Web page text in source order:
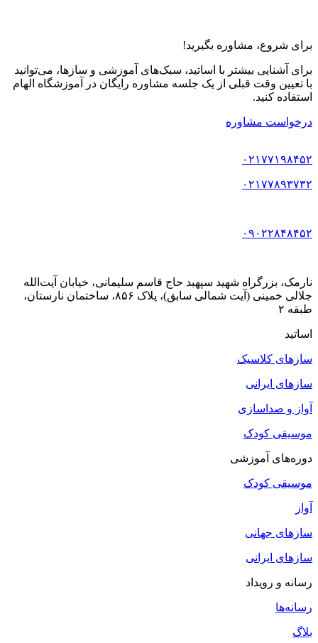
برای شروع، مشاوره بگیرید!
برای آشنایی بیشتر با اساتید، سبک‌های آموزشی و سازها، می‌توانید
با تعیین وقت قبلی از یک جلسه مشاوره رایگان در آموزشگاه الهام
استفاده کنید.
درخواست مشاوره
۰۲۱۷۷۱۹۸۴۵۲
۰۲۱۷۷۸۹۳۷۳۲
۰۹۰۲۲۸۴۸۴۵۲
نارمک، بزرگراه شهید سپهبد حاج قاسم سلیمانی، خیابان آیت‌الله
جلالی خمینی (آیت شمالی سابق)، پلاک ۸۵۶، ساختمان نارستان،
طبقه ۲
اساتید
سازهای کلاسیک
سازهای ایرانی
آواز و صداسازی
موسیقی کودک
دوره‌های آموزشی
موسیقی کودک
آواز
سازهای جهانی
سازهای ایرانی
رسانه و رویداد
رسانه‌ها
بلاگ